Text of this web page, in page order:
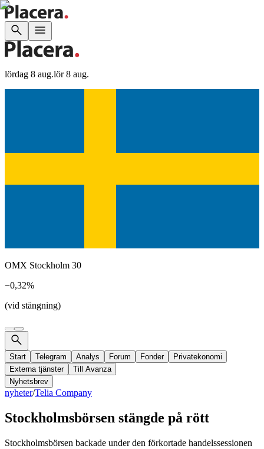
lördag 8 aug.lör 8 aug.
OMX Stockholm 30
−0,32%
(vid stängning)
Start Telegram Analys Forum Fonder
Privatekonomi
Externa tjänster
Till Avanza
Nyhetsbrev
nyheter/Telia Company
Stockholmsbörsen stängde på rött
Stockholmsbörsen backade under den förkortade handelssessionen